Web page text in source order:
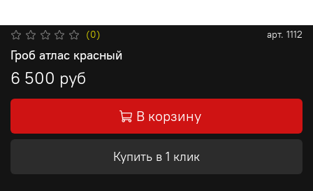
(0) арт. 1112
Гроб атлас красный
6 500 руб
В корзину
Купить в 1 клик